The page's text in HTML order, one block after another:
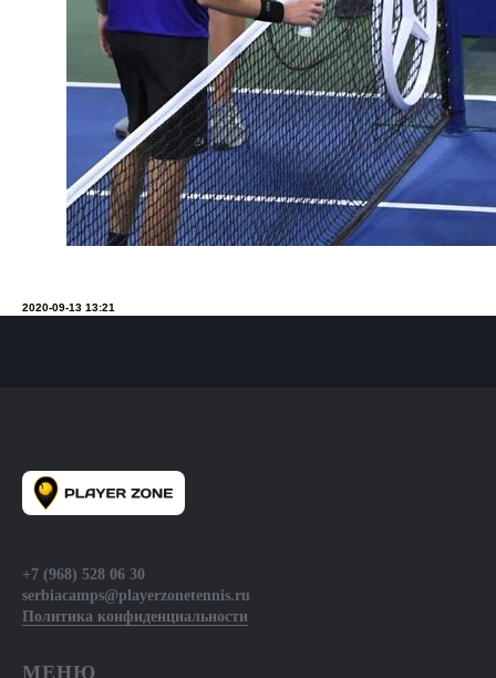
2020-09-13 13:21
+7 (968) 528 06 30
serbiacamps@playerzonetennis.ru
Политика конфиденциальности
МЕНЮ